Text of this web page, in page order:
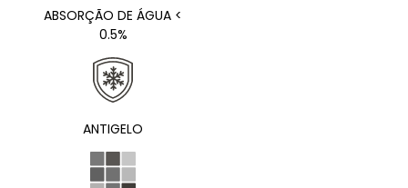
ABSORÇÃO DE ÁGUA <
0.5%
ANTIGELO